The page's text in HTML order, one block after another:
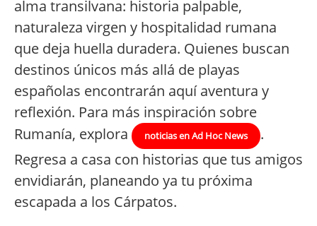
alma transilvana: historia palpable,
naturaleza virgen y hospitalidad rumana
que deja huella duradera. Quienes buscan
destinos únicos más allá de playas
españolas encontrarán aquí aventura y
reflexión. Para más inspiración sobre
Rumanía, explora
noticias en Ad Hoc News
.
Regresa a casa con historias que tus amigos
envidiarán, planeando ya tu próxima
escapada a los Cárpatos.